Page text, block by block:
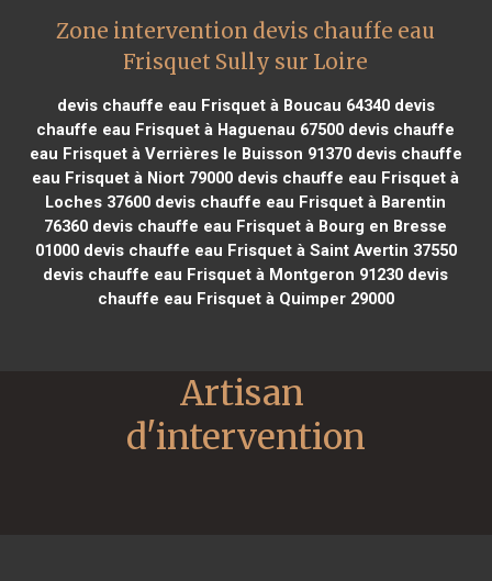
Zone intervention devis chauffe eau
Frisquet Sully sur Loire
devis chauffe eau Frisquet à Boucau 64340devis
chauffe eau Frisquet à Haguenau 67500 devis chauffe
eau Frisquet à Verrières le Buisson 91370devis chauffe
eau Frisquet à Niort 79000 devis chauffe eau Frisquet à
Loches 37600 devis chauffe eau Frisquet à Barentin
76360 devis chauffe eau Frisquet à Bourg en Bresse
01000devis chauffe eau Frisquet à Saint Avertin 37550
devis chauffe eau Frisquet à Montgeron 91230 devis
chauffe eau Frisquet à Quimper 29000
Artisan
d'intervention